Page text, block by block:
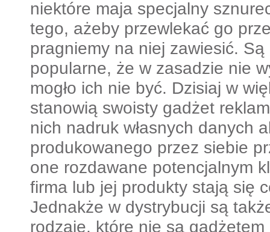
niektóre maja specjalny
tego, ażeby przewlekać go
pragniemy na niej zawiesić.
popularne, że w zasadzie nie
mogło ich nie być. Dzisiaj w
stanowią swoisty gadżet
nich nadruk własnych danych
produkowanego przez siebie
one rozdawane potencjalnym
firma lub jej produkty stają się
Jednakże w dystrybucji są
rodzaje, które nie są